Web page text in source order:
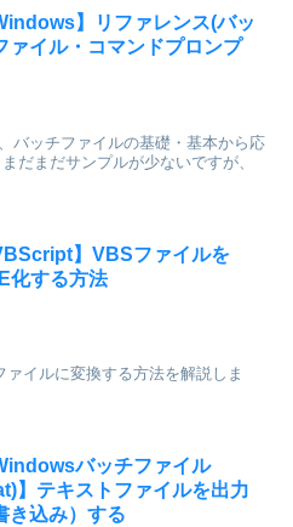
】リファレンス(バッ
ァイル・コマンドプロンプ
バッチファイルの基礎・基本から応
だまだサンプルが少ないですが、
】VBSファイルを
化する方法
イルに変換する方法を解説しま
バッチファイル
】テキストファイルを出力
き込み）する